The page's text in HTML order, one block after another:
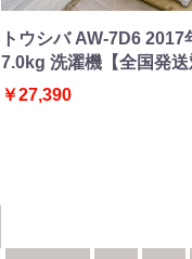
トウシバ AW-7D6 2017
7.0kg 洗濯機【全国発送
￥27,390